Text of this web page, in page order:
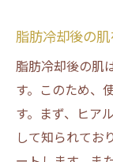
脂肪冷
脂肪
脂肪
の方法
脂肪冷却後の
脂肪冷却後の肌
す。このため、
す。まず、ヒア
して知られてお